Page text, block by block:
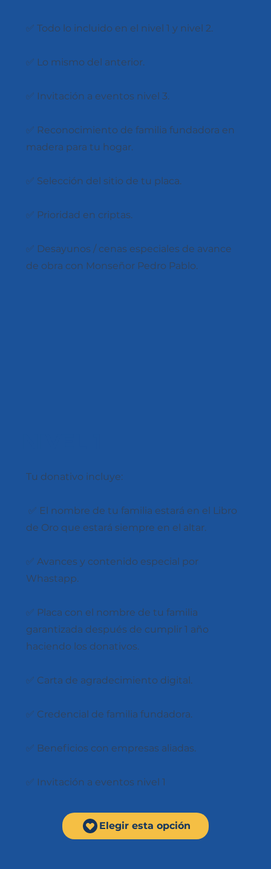
✅ Todo lo incluido en el nivel 1 y nivel 2.
✅ Lo mismo del anterior.
✅ Invitación a eventos nivel 3.
✅ Reconocimiento de familia fundadora en
madera para tu hogar.
✅ Selección del sitio de tu placa.
✅ Prioridad en criptas.
✅ Desayunos / cenas especiales de avance
de obra con Monseñor Pedro Pablo.
Tu donativo incluye:
✅ El nombre de tu familia estará en el Libro
de Oro que estará siempre en el altar.
✅ Avances y contenido especial por
Whastapp.
✅ Placa con el nombre de tu familia
garantizada después de cumplir 1 año
haciendo los donativos.
✅ Carta de agradecimiento digital.
✅ Credencial de familia fundadora.
✅ Beneficios con empresas aliadas.
✅ Invitación a eventos nivel 1
Elegir esta opción